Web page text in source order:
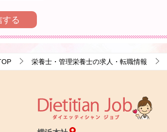
栄養士・管理栄養士の求人・転職情報